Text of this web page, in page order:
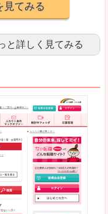
見てみる
と詳しく見てみる
！（他社求人サイトは週
時にわかります。アルバ
絞り込みに悩んだり、迷
、給与額に幅があります。